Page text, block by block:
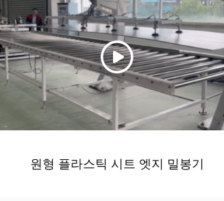
원형 플라스틱 시트 엣지 밀봉기